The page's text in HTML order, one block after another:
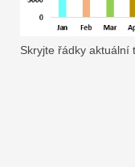
Skryjte řádky aktuální